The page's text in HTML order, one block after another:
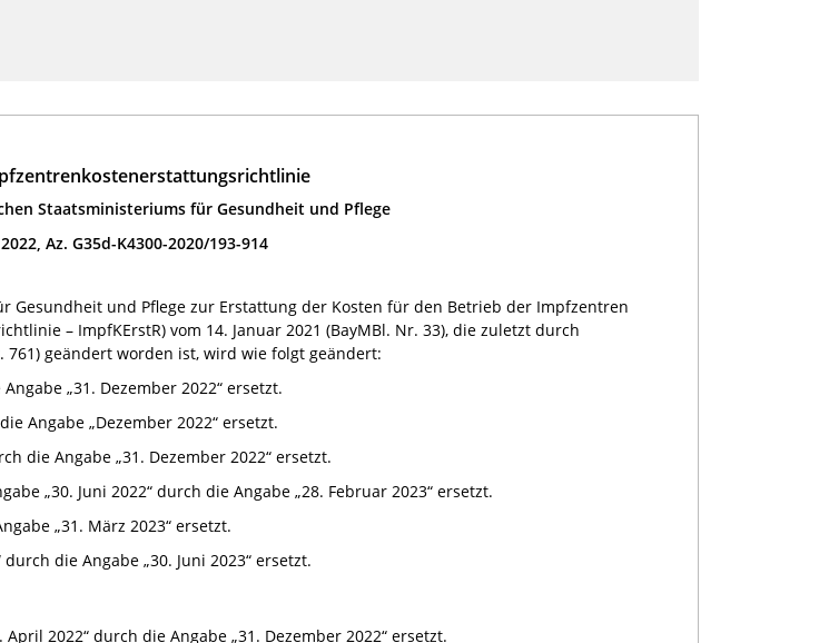
Staatsministeriums für Gesundheit und Pflege
Az. G35d-K4300-2020/193-914
Gesundheit und Pflege zur Erstattung der Kosten für den Betrieb der Impfzentren
– ImpfKErstR) vom 14. Januar 2021 (BayMBl. Nr. 33), die zuletzt durch
761) geändert worden ist, wird wie folgt geändert:
„31. Dezember 2022“ ersetzt.
Angabe „Dezember 2022“ ersetzt.
die Angabe „31. Dezember 2022“ ersetzt.
„30. Juni 2022“ durch die Angabe „28. Februar 2023“ ersetzt.
„31. März 2023“ ersetzt.
die Angabe „30. Juni 2023“ ersetzt.
2022“ durch die Angabe „31. Dezember 2022“ ersetzt.